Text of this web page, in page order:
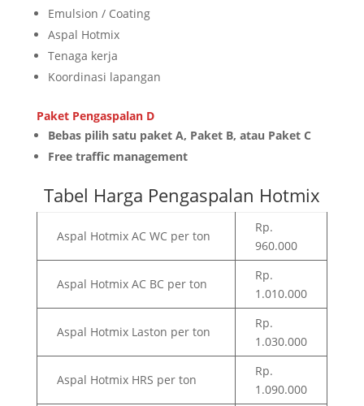
Emulsion / Coating
Aspal Hotmix
Tenaga kerja
Koordinasi lapangan
Paket Pengaspalan D
Bebas pilih satu paket A, Paket B, atau Paket C
Free traffic management
Tabel Harga Pengaspalan Hotmix
Aspal Hotmix AC WC per ton
Rp.
960.000
Aspal Hotmix AC BC per ton
Rp.
1.010.000
Aspal Hotmix Laston per ton
Rp.
1.030.000
Aspal Hotmix HRS per ton
Rp.
1.090.000